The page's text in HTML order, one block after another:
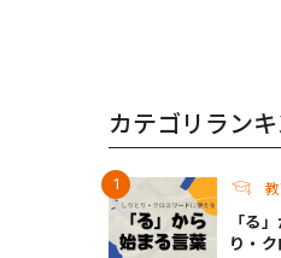
カテゴリラン
「る
り・